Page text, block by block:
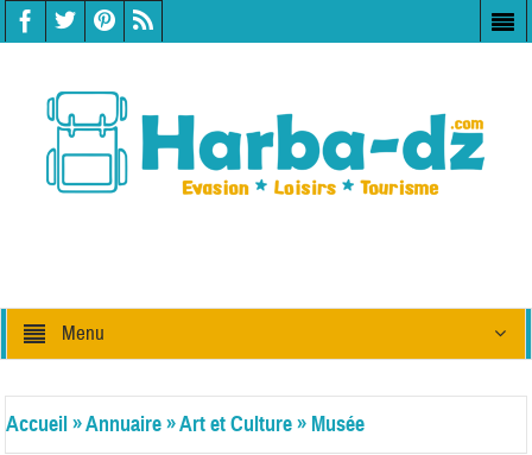
Menu
Accueil»Annuaire»Art et Culture» Musée